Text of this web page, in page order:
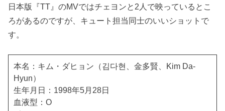
日本版『TT』のMVではチェヨンと2人で映っているとこ
ろがあるのですが、キュート担当同士のいいショットで
す。
本名：キム・ダヒョン（김다현、金多賢、Kim Da-
Hyun）
生年月日：1998年5月28日
血液型：O